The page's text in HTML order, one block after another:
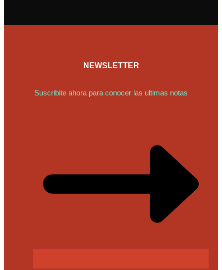
NEWSLETTER
Suscribite ahora para conocer las ultimas notas